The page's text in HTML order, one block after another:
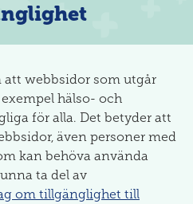
att webbsidor som utgår
hälso- och
för alla. Det betyder att
även personer med
kan behöva använda
ta del av
om tillgänglighet till